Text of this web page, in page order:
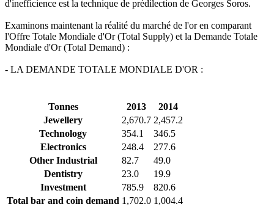
d'inefficience est la technique de prédilection de Georges Soros.
Examinons maintenant la réalité du marché de l'or en comparant
l'Offre Totale Mondiale d'Or (Total Supply) et la Demande Totale
Mondiale d'Or (Total Demand) :
- LA DEMANDE TOTALE MONDIALE D'OR :
Tonnes 2013
2014
Jewellery
2,670.7 2,457.2
Technology
354.1
346.5
Electronics
248.4
277.6
Other Industrial
82.7
49.0
Dentistry
23.0
19.9
Investment
785.9
820.6
Total bar and coin demand 1,702.0 1,004.4